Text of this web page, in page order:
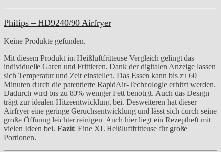
Philips – HD9240/90 Airfryer
Keine Produkte gefunden.
Mit diesem Produkt im Heißluftfritteuse Vergleich gelingt das
individuelle Garen und Frittieren. Dank der digitalen Anzeige lassen
sich Temperatur und Zeit einstellen. Das Essen kann bis zu 60
Minuten durch die patentierte RapidAir-Technologie erhitzt werden.
Dadurch wird bis zu 80% weniger Fett benötigt. Auch das Design
trägt zur idealen Hitzeentwicklung bei. Desweiteren hat dieser
Airfryer eine geringe Geruchsentwicklung und lässt sich durch seine
große Öffnung leichter reinigen. Auch hier liegt ein Rezeptheft mit
vielen Ideen bei. Fazit: Eine XL Heißluftfritteuse für große
Portionen.